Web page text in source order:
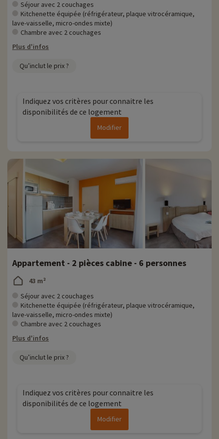
Séjour avec 2 couchages
Kitchenette équipée (réfrigérateur, plaque vitrocéramique,
lave-vaisselle, micro-ondes mixte)
Chambre avec 2 couchages
Plus d'infos
Qu’inclut le prix ?
Indiquez vos critères pour connaitre les
disponibilités de ce logement
Modifier
Appartement - 2 pièces cabine - 6 personnes
43 m²
Séjour avec 2 couchages
Kitchenette équipée (réfrigérateur, plaque vitrocéramique,
lave-vaisselle, micro-ondes mixte)
Chambre avec 2 couchages
Plus d'infos
Qu’inclut le prix ?
Indiquez vos critères pour connaitre les
disponibilités de ce logement
Modifier